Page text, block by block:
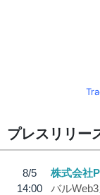
プレスリリー
8/5
14:00
株式会社
バル